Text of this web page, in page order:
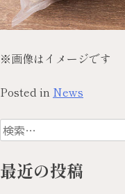
※画像はイメージです
Posted in News
最近の投稿